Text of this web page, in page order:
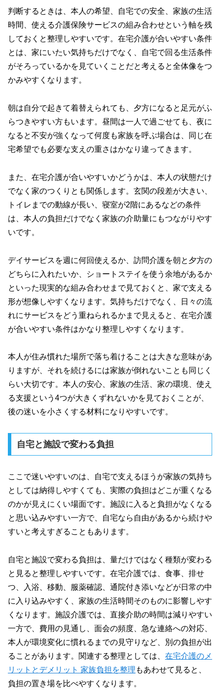
判断するときは、本人の希望、自宅での安全、家族の生活
時間、使える介護保険サービスの組み合わせという軸を残
しておくと整理しやすいです。在宅介護が合いやすい条件
とは、家にいたい気持ちだけでなく、自宅で回る生活条件
がそろっているかを見ていくことだと考えると全体像をつ
かみやすくなります。
朝は自分で起きて着替えられても、夕方になると足元がふ
らつきやすい方もいます。昼間は一人で過ごせても、夜に
なると不安が強くなって何度も家族を呼ぶ場合は、同じ在
宅希望でも必要な支えの重さはかなり違ってきます。
また、在宅介護が合いやすいかどうかは、本人の状態だけ
でなく家のつくりとも関係します。玄関の段差が大きい、
トイレまでの動線が長い、寝室が2階にあるなどの条件
は、本人の負担だけでなく家族の介助量にもつながりやす
いです。
デイサービスを週に何回使えるか、訪問介護を朝と夕方の
どちらに入れたいか、ショートステイを使う余地があるか
といった現実的な組み合わせまで見ておくと、家で支える
形が想像しやすくなります。気持ちだけでなく、日々の流
れにサービスをどう重ねられるかまで見えると、在宅介護
が合いやすい条件はかなり整理しやすくなります。
本人が住み慣れた場所で落ち着けることは大きな意味があ
りますが、それを続けるには家族が倒れないことも同じく
らい大切です。本人の安心、家族の生活、家の環境、使え
る支援という4つが大きくずれないかを見ておくことが、
後の迷いを小さくする材料になりやすいです。
自宅と施設で変わる負担
ここで迷いやすいのは、自宅で支えるほうが家族の気持ち
としては納得しやすくても、実際の負担はどこが重くなる
のかが見えにくい場面です。施設に入ると負担がなくなる
と思い込みやすい一方で、自宅なら自由があるから続けや
すいと考えすぎることもあります。
自宅と施設で変わる負担は、量だけではなく種類が変わる
と見ると整理しやすいです。在宅介護では、食事、排せ
つ、入浴、移動、服薬確認、通院付き添いなどが日常の中
に入り込みやすく、家族の生活時間そのものに影響しやす
くなります。施設介護では、直接介助の時間は減りやすい
一方で、費用の見通し、面会の頻度、急な連絡への対応、
本人が環境変化に慣れるまでの見守りなど、別の負担が出
ることがあります。関連する整理としては、 在宅介護のメ
リットと デメリット 家族負担を整理 もあわせて見ると、
負担の置き場を比べやすくなります。